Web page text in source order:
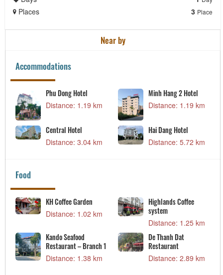
Places 3 Place
Near by
Accommodations
Phu Dong Hotel
Distance: 1.19 km
Minh Hang 2 Hotel
Distance: 1.19 km
Central Hotel
Distance: 3.04 km
Hai Dang Hotel
Distance: 5.72 km
Food
KH Coffee Garden
Distance: 1.02 km
Highlands Coffee
system
Distance: 1.25 km
Kando Seafood
Restaurant – Branch 1
Distance: 1.38 km
De Thanh Dat
Restaurant
Distance: 2.89 km